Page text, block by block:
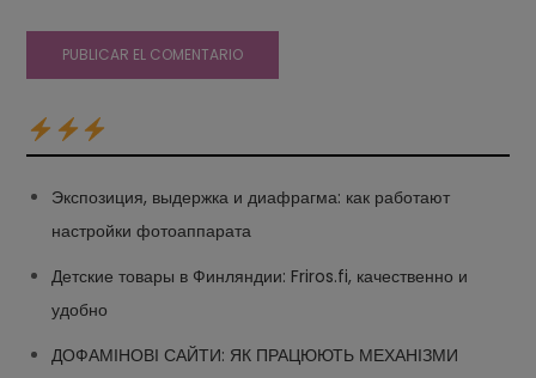
Экспозиция, выдержка и диафрагма: как работают
настройки фотоаппарата
Детские товары в Финляндии: Friros.fi, качественно и
удобно
ДОФАМІНОВІ САЙТИ: ЯК ПРАЦЮЮТЬ МЕХАНІЗМИ